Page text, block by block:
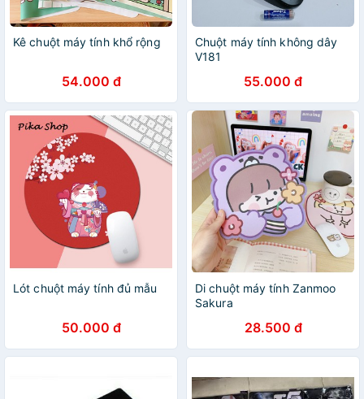
Kê chuột máy tính khổ rộng
54.000 đ
Chuột máy tính không dây
V181
55.000 đ
Lót chuột máy tính đủ mẫu
50.000 đ
Di chuột máy tính Zanmoo
Sakura
28.500 đ